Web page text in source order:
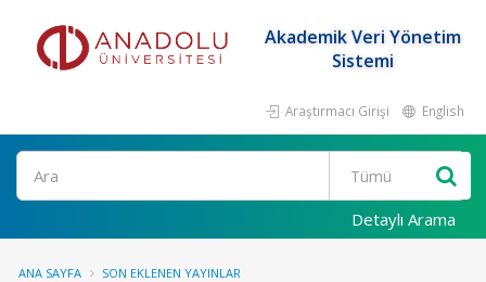
Akademik Veri Yönetim
Sistemi
Araştırmacı Girişi English
Ara
Detaylı Arama
ANA SAYFA SON EKLENEN YAYINLAR